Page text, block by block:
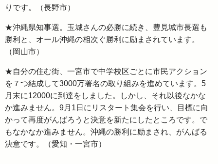
りです。（長野市）
★沖縄県知事選。玉城さんの必勝に続き、豊見城市長選も
勝利と、オール沖縄の相次ぐ勝利に励まされています。
（岡山市）
★自分の住む街、一宮市で中学校区ごとに市民アクション
を７つ結成して3000万署名の取り組みを進めています。5
月末に12000に到達をしました。しかし、それ以後なかな
か進みません。9月1日にリスタート集会を行い、目標に向
かって再度がんばろうと決意を新たにしたところです。で
もなかなか進みません。沖縄の勝利に励まされ、がんばる
決意です。（愛知・一宮市）